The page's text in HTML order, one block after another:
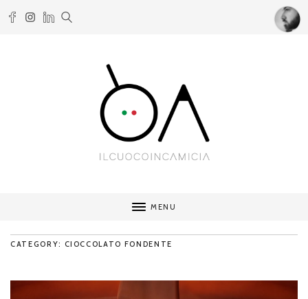
MENU
CATEGORY: CIOCCOLATO FONDENTE